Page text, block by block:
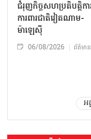
ជំរុញកិច្ចសហប្រតិបត្តិកា
ការពារជាតិវៀតណាម-
ម៉ាឡេស៊ី
06/08/2026 ព័ត៌មាន
អ